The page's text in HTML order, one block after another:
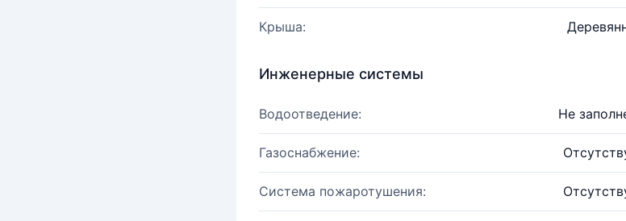
Крыша:
Инженерные системы
Водоотведение: Не
Газоснабжение:
Система пожаротушения: